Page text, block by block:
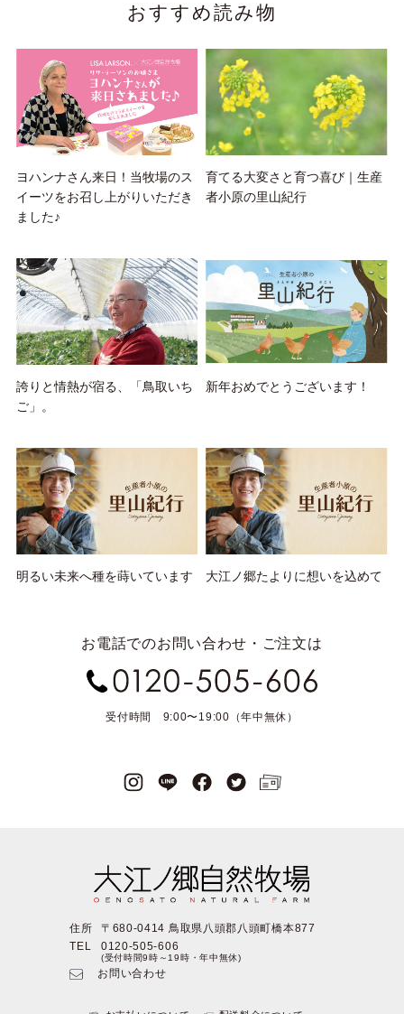
おすすめ読み物
ヨハンナさん来日！当牧場のス
イーツをお召し上がりいただき
ました♪
育てる大変さと育つ喜び｜生産
者小原の里山紀行
誇りと情熱が宿る、「鳥取いち
ご」。
新年おめでとうございます！
明るい未来へ種を蒔いています 大江ノ郷たよりに想いを込めて
お電話でのお問い合わせ・ご注文は
受付時間 9:00〜19:00（年中無休）
住所
〒680-0414 鳥取県八頭郡八頭町橋本877
TEL
0120-505-606
(受付時間9時～19時・年中無休)
お問い合わせ